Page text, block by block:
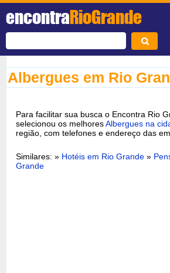
encontraRioGrande
Albergues em Rio
Para facilitar sua busca o Encontra Rio
selecionou os melhoresAlbergues na
região, com telefones e endereço das
Similares: » Hotéis em Rio Grande »
Grande